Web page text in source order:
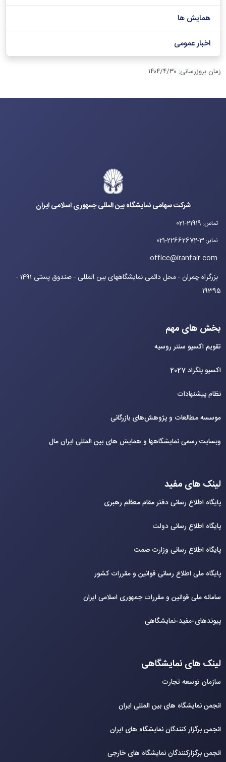
همایش ها
اخبار عمومی
زمان بروزرسانی: ۱۴۰۴/۴/۳۰
شرکت سهامی نمایشگاه بین المللی جمهوری اسلامی ایران
تماس:
021-21919
نمابر:
021-22662672-3
office@iranfair.com
بزرگراه چمران - محل دائمی نمایشگاههای بین المللی - صندوق پستی 1491 -
19395
بخش های مهم
تقویم اکسپو سنتر روسیه
اکسپو بلگراد 2027
نظام پیشنهادات
موسسه مطالعات و پژوهش‌های بازرگانی
وبسایت رسمی نمایشگاهها و همایش های بین‌ المللی ایران مال
لینک های مفید
پایگاه اطلاع رسانی دفتر مقام معظم رهبری
پایگاه اطلاع رسانی دولت
پایگاه اطلاع رسانی وزارت صمت
پایگاه ملی اطلاع رسانی قوانین و مقررات کشور
سامانه ملی قوانین و مقررات جمهوری اسلامی ایران
پیوندهای-مفید-نمایشگاهی
لینک های نمایشگاهی
سازمان توسعه تجارت
انجمن نمایشگاه های بین المللی ایران
انجمن برگزار کنندگان نمایشگاه های ایران
انجمن برگزارکنندگان نمایشگاه های خارجی